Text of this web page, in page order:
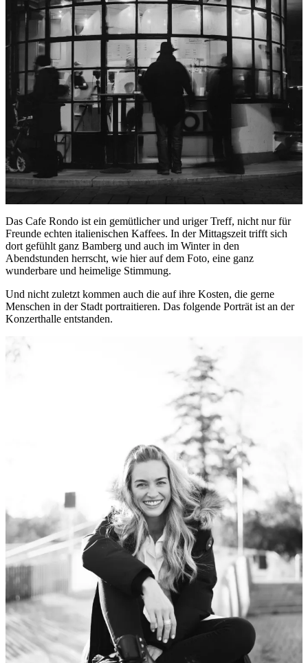
Das Cafe Rondo ist ein gemütlicher und uriger Treff, nicht nur für
Freunde echten italienischen Kaffees. In der Mittagszeit trifft sich
dort gefühlt ganz Bamberg und auch im Winter in den
Abendstunden herrscht, wie hier auf dem Foto, eine ganz
wunderbare und heimelige Stimmung.
Und nicht zuletzt kommen auch die auf ihre Kosten, die gerne
Menschen in der Stadt portraitieren. Das folgende Porträt ist an der
Konzerthalle entstanden.